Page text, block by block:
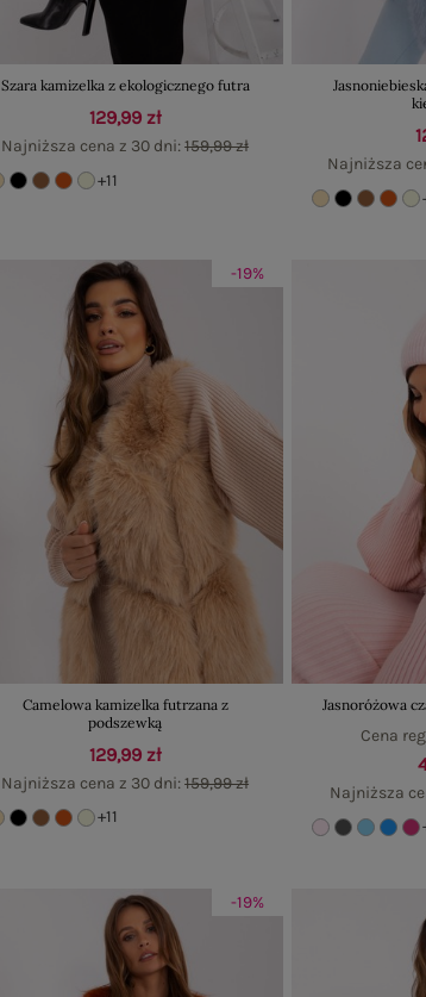
Szara kamizelka z ekologicznego futra
129,99 zł
Najniższa cena z 30 dni:159,99 zł
+11
Najniższa
-19%
Camelowa kamizelka futrzana z
podszewką
129,99 zł
Najniższa cena z 30 dni:159,99 zł
+11
Jasnoróżowa
Najniższa
Cena
-19%